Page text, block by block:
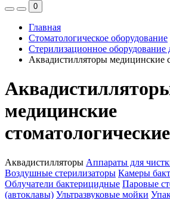
0
Главная
Стоматологическое оборудование
Стерилизационное оборудование
Аквадистилляторы медицинские
медицинские
стоматологические
Аквадистилляторы Аппараты для
Воздушные стерилизаторы Камеры
Облучатели бактерицидные Паровые
(автоклавы) Ультразвуковые мойки